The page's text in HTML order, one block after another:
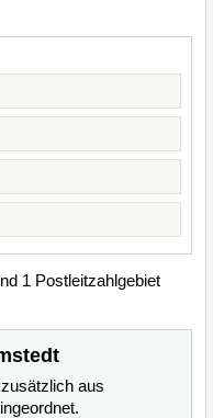
1 Postleitzahlgebiet
aus